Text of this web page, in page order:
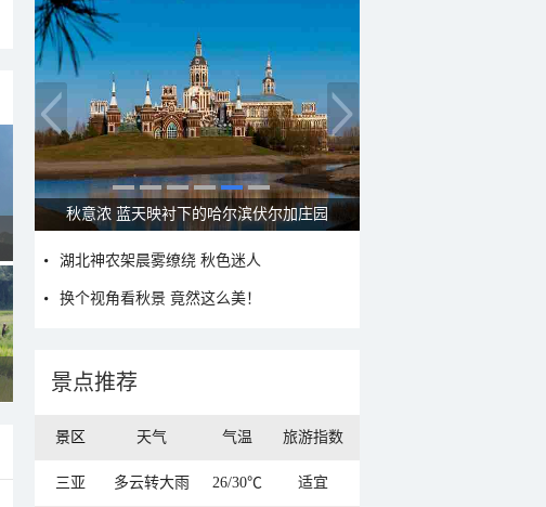
秋意浓 蓝天映衬下的哈尔滨伏尔加庄园
湖北神农架晨雾缭绕 秋色迷人
换个视角看秋景 竟然这么美！
景点推荐
景区 天气 气温 旅游指数
三亚 多云转大雨 26/30℃ 适宜